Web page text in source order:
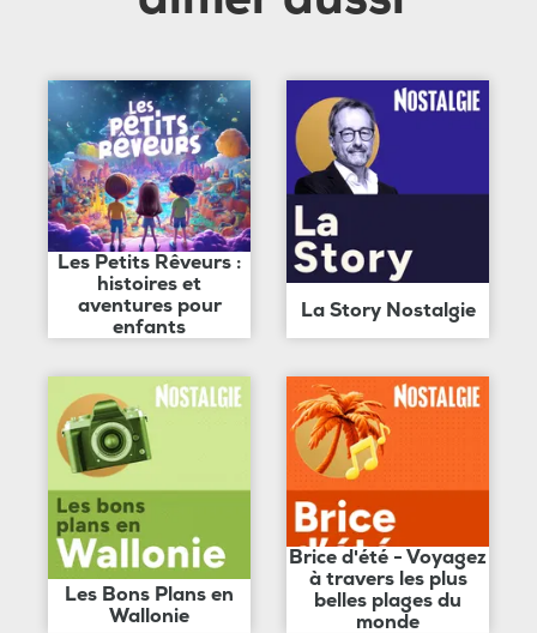
Les Petits Rêveurs :
histoires et
aventures pour
enfants
La Story Nostalgie
Les Bons Plans en
Wallonie
Brice d'été - Voyagez
à travers les plus
belles plages du
monde